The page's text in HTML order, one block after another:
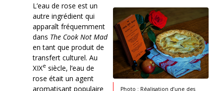
Photo : Réalisation d’une des
L’eau de rose est un
autre ingrédient qui
apparaît fréquemment
dans The Cook Not Mad
en tant que produit de
transfert culturel. Au
XIXe siècle, l’eau de
rose était un agent
aromatisant populaire